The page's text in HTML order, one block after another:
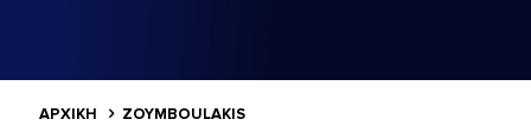
ΑΡΧΙΚΗ ZOYMBOULAKIS